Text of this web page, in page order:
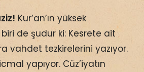
Kur’an’ın yüksek
de şudur ki: Kesrete ait
vahdet tezkirelerini yazıyor.
yapıyor. Cüz’iyatın